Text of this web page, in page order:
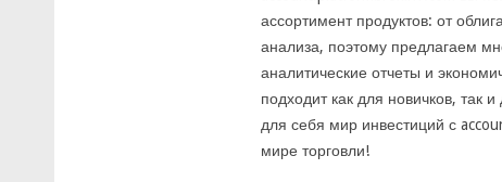
ассортимент продуктов: от
анализа, поэтому предлагаем
аналитические отчеты и
подходит как для новичков, так
для себя мир инвестиций с
мире торговли!